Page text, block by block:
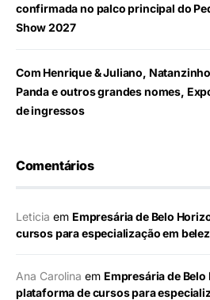
confirmada no palco principal do
Show 2027
Com Henrique & Juliano,
Panda e outros grandes nomes,
de ingressos
Comentários
Leticia em Empresária de Belo
cursos para especialização em
Ana Carolina em Empresária de
plataforma de cursos para